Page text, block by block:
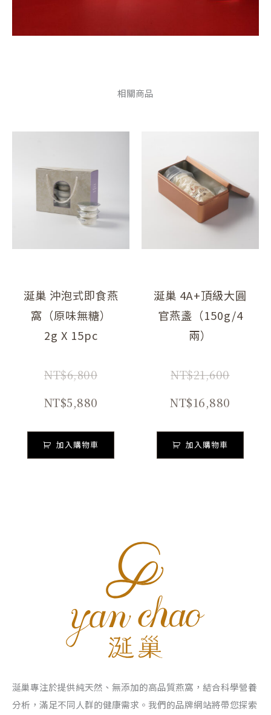
相關商品
涎巢 沖泡式即食燕
窩（原味無糖）
2g X 15pc
NT$6,800
原
價
NT$6,800。
NT$5,880
目
價
NT$5,880。
加入購物車
涎巢 4A+頂級大圓
官燕盞（150g/4
兩）
NT$21,600
原
格：
NT$16,880
目
格：
加入購物車
涎巢專注於提供純天然、無添加的高品質燕窩，結合科學營養
分析，滿足不同人群的健康需求。我們的品牌網站將帶您探索